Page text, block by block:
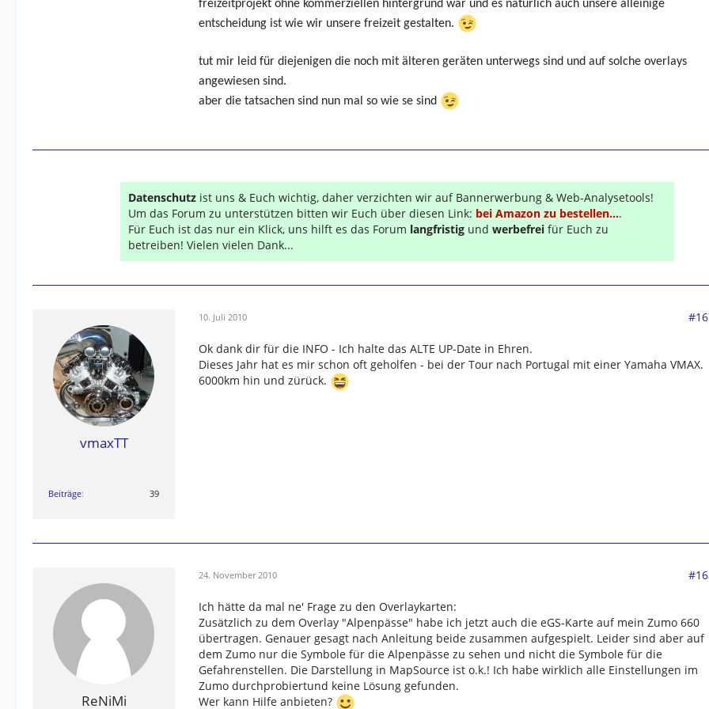
freizeitprojekt ohne kommerziellen hintergrund war und es natürlich auch unsere alleinige
entscheidung ist wie wir unsere freizeit gestalten.
tut mir leid für diejenigen die noch mit älteren geräten unterwegs sind und auf solche overlays
angewiesen sind.
aber die tatsachen sind nun mal so wie se sind
Datenschutz ist uns & Euch wichtig, daher verzichten wir auf Bannerwerbung & Web-Analysetools!
Um das Forum zu unterstützen bitten wir Euch über diesen Link: bei Amazon zu bestellen....
Für Euch ist das nur ein Klick, uns hilft es das Forum langfristig und werbefrei für Euch zu
betreiben! Vielen vielen Dank...
vmaxTT
Beiträge 39
10. Juli 2010
Ok dank dir für die INFO - Ich halte das ALTE UP-Date in Ehren.
Dieses Jahr hat es mir schon oft geholfen - bei der Tour nach Portugal mit einer Yamaha VMAX.
6000km hin und zürück.
ReNiMi
24. November 2010
Ich hätte da mal ne' Frage zu den Overlaykarten:
Zusätzlich zu dem Overlay "Alpenpässe" habe ich jetzt auch die eGS-Karte auf mein Zumo 660
übertragen. Genauer gesagt nach Anleitung beide zusammen aufgespielt. Leider sind aber auf
dem Zumo nur die Symbole für die Alpenpässe zu sehen und nicht die Symbole für die
Gefahrenstellen. Die Darstellung in MapSource ist o.k.! Ich habe wirklich alle Einstellungen im
Zumo durchprobiertund keine Lösung gefunden.
Wer kann Hilfe anbieten?